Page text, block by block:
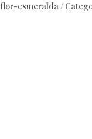
flor-esmeralda